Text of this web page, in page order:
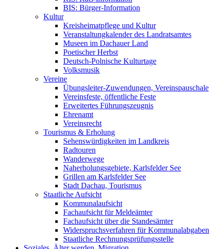
BIS: Bürger-Information
Kultur
Kreisheimatpflege und Kultur
Veranstaltungkalender des Landratsamtes
Museen im Dachauer Land
Poetischer Herbst
Deutsch-Polnische Kulturtage
Volksmusik
Vereine
Übungsleiter-Zuwendungen, Vereinspauschale
Vereinsfeste, öffentliche Feste
Erweitertes Führungszeugnis
Ehrenamt
Vereinsrecht
Tourismus & Erholung
Sehenswürdigkeiten im Landkreis
Radtouren
Wanderwege
Naherholungsgebiete, Karlsfelder See
Grillen am Karlsfelder See
Stadt Dachau, Tourismus
Staatliche Aufsicht
Kommunalaufsicht
Fachaufsicht für Meldeämter
Fachaufsicht über die Standesämter
Widerspruchsverfahren für Kommunalabgaben
Staatliche Rechnungsprüfungsstelle